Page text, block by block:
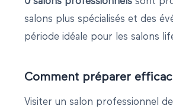
salons plus spécialisés et des
période idéale pour les salons
Comment préparer
Visiter un salon professionnel